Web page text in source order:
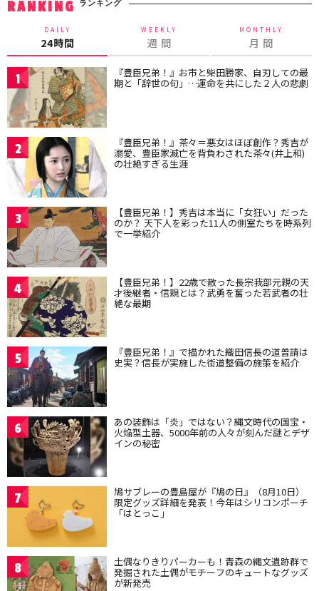
RANKING ランキング
DAILY
24時間
WEEKLY
週 間
MONTHLY
月 間
1 『豊臣兄弟！』お市と柴田勝家、自刃しての最
期と「辞世の句」…運命を共にした２人の悲劇
2 『豊臣兄弟！』茶々＝悪女はほぼ創作？秀吉が
溺愛、豊臣家滅亡を背負わされた茶々(井上和)
の壮絶すぎる生涯
3 【豊臣兄弟！】秀吉は本当に「女狂い」だった
のか？ 天下人を彩った11人の側室たちを時系列
で一挙紹介
4 【豊臣兄弟！】22歳で散った長宗我部元親の天
才後継者・信親とは？武勇を奮った若武者の壮
絶な最期
5 『豊臣兄弟！』で描かれた織田信長の道普請は
史実？信長が実施した街道整備の施策を紹介
6 あの装飾は「炎」ではない？縄文時代の国宝・
火焔型土器、5000年前の人々が刻んだ謎とデザ
インの秘密
7 鳩サブレーの豊島屋が『鳩の日』（8月10日）
限定グッズ詳細を発表！今年はシリコンポーチ
「はとっこ」
8 土偶なりきりパーカーも！青森の縄文遺跡群で
発掘された土偶がモチーフのキュートなグッズ
が新発売